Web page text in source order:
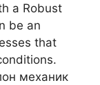
a Robust
be an
that
.
механик